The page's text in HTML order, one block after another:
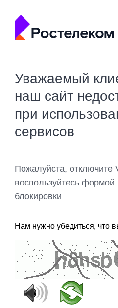
Уважаемый
наш сайт
при
сервисов
Пожалуйста, отключите
воспользуйтесь
блокировки
Нам нужно убедиться, что